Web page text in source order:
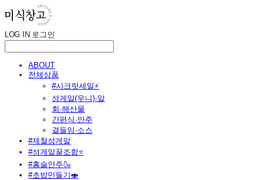
LOG IN 로그인
ABOUT
전체상품
#시크릿세일⚡
성게알(우니)·알
회·해산물
간편식·안주
곁들임·소스
#제철성게알
#성게알꿀조합⭐
#홈술안주🍶
#초밥만들기🍣